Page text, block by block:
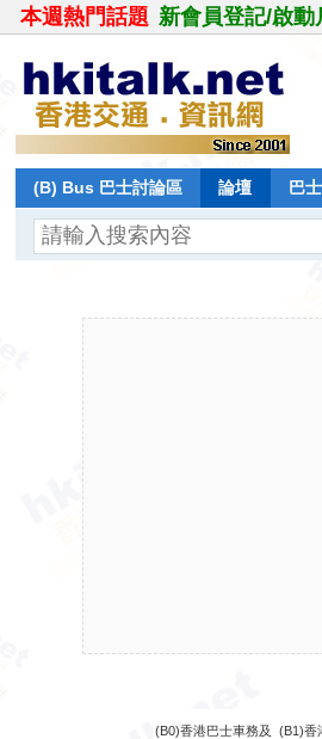
本週熱門話題 新會員登記/啟
(B) Bus 巴士討論區 論壇 巴
(B0)香港巴士車務及
(B1)香